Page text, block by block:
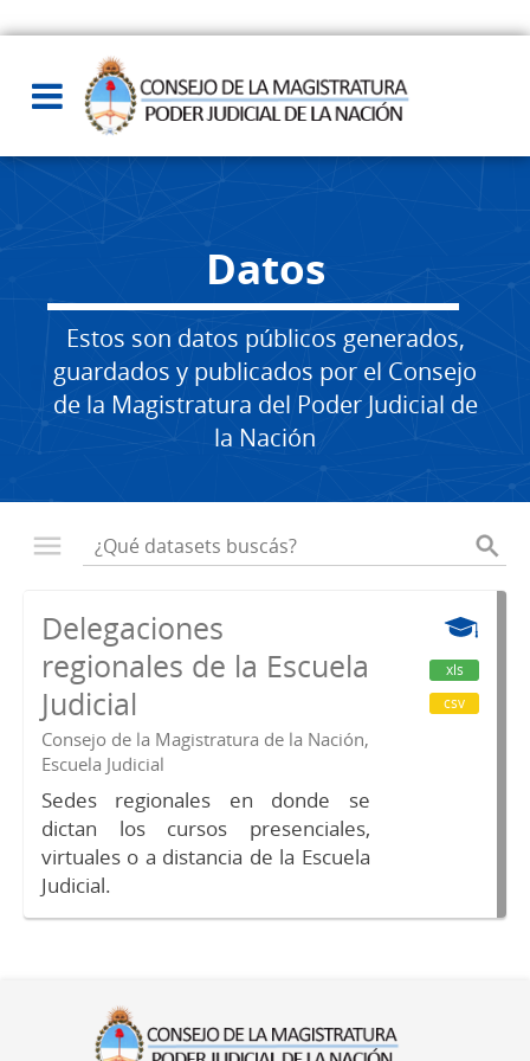
Datos
Estos son datos públicos generados,
guardados y publicados por el Consejo
de la Magistratura del Poder Judicial de
la Nación
Delegaciones
regionales de la Escuela
Judicial
Consejo de la Magistratura de la Nación,
Escuela Judicial
Sedes regionales en donde se
dictan los cursos presenciales,
virtuales o a distancia de la Escuela
Judicial.
xls
csv